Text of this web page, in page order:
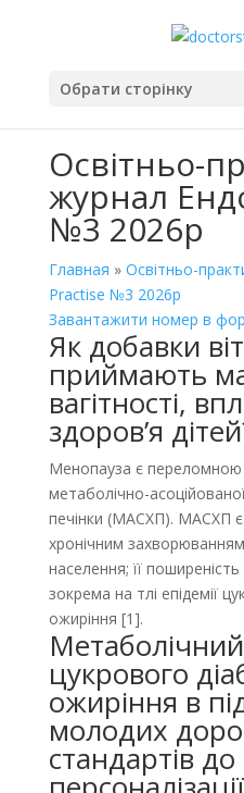
Обрати сторінку
Освітньо-
журнал
№3 2026р
Главная » Освітньо-
Practise №3 2026р
Завантажити номер в
Як добавки
приймають
вагітності,
здоров’я
Менопауза є
метаболічно-
печінки (МАСХП). МАСХП
хронічним
населення; її
зокрема на тлі епідемії
ожиріння [1].
цукрового
ожиріння в
молодих
стандартів до